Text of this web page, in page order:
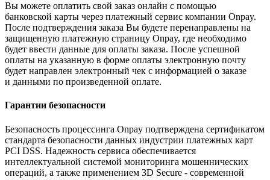
Вы можете оплатить свой заказ онлайн с помощью
банковской карты через платежный сервис компании Onpay.
После подтверждения заказа Вы будете перенаправлены на
защищенную платежную страницу Onpay, где необходимо
будет ввести данные для оплаты заказа. После успешной
оплаты на указанную в форме оплаты электронную почту
будет направлен электронный чек с информацией о заказе
и данными по произведенной оплате.
Гарантии безопасности
Безопасность процессинга Onpay подтверждена сертификатом
стандарта безопасности данных индустрии платежных карт
PCI DSS. Надежность сервиса обеспечивается
интеллектуальной системой мониторинга мошеннических
операций, а также применением 3D Secure - современной